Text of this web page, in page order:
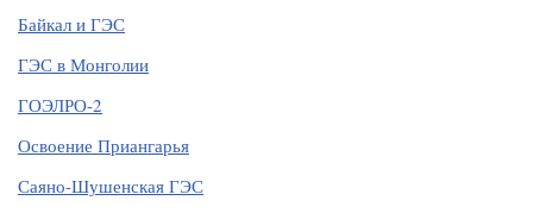
Байкал и ГЭС
ГЭС в Монголии
ГОЭЛРО-2
Освоение Приангарья
Саяно-Шушенская ГЭС